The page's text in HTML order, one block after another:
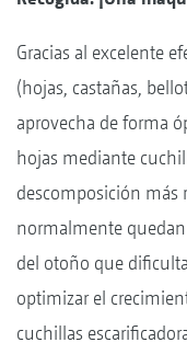
Gracias al excelente
(hojas, castañas,
aprovecha de forma
hojas mediante
descomposición más
normalmente
del otoño que
optimizar el
cuchillas